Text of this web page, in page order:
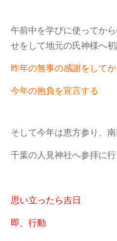
午前中を学びに使ってか
せをして地元の氏神様へ
昨年の無事の感謝をしてか
今年の抱負を宣言する
そして今年は恵方参り、
千葉の人見神社へ参拝に
思い立ったら吉日
即、行動